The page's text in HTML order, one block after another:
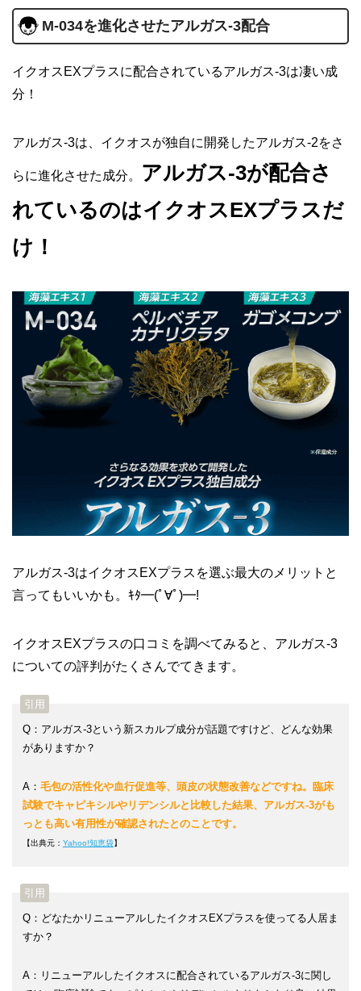
M-034を進化させたアルガス-3配合
イクオスEXプラスに配合されているアルガス-3は凄い成
分！
アルガス-3は、イクオスが独自に開発したアルガス-2をさ
らに進化させた成分。
アルガス-3が配合さ
れているのはイクオスEXプラスだ
け！
アルガス-3はイクオスEXプラスを選ぶ最大のメリットと
言ってもいいかも。ｷﾀ━(ﾟ∀ﾟ)━!
イクオスEXプラスの口コミを調べてみると、アルガス-3
についての評判がたくさんでてきます。
Q：アルガス-3という新スカルプ成分が話題ですけど、どんな効果
がありますか？
A： 毛包の活性化や血行促進等、頭皮の状態改善などですね。臨床
試験でキャピキシルやリデンシルと比較した結果、アルガス-3がも
っとも高い有用性が確認されたとのことです。
【出典元： Yahoo!知恵袋】
Q：どなたかリニューアルしたイクオスEXプラスを使ってる人居ま
すか？
A：リニューアルしたイクオスに配合されているアルガス-3に関し